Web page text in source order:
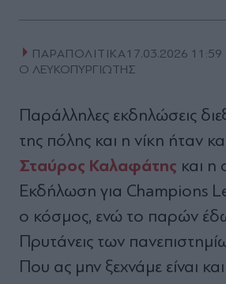
ΠΑΡΑΠΟΛΙΤΙΚΑ17.03.2026 11:59
Ο ΛΕΥΚΟΠΥΡΓΙΩΤΗΣ
Παράλληλες εκδηλώσεις
της πόλης και η νίκη ήταν
Σταύρος Καλαφάτης και η
Εκδήλωση για Champions
ο κόσμος, ενώ το παρών
Πρυτάνεις των
Που ας μην ξεχνάμε είναι